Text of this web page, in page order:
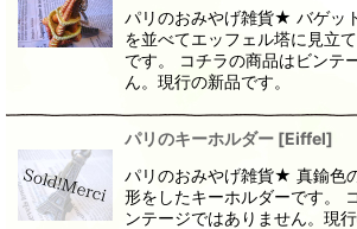
パリのおみやげ雑貨★ バゲッ
を並べてエッフェル塔に見立
です。 コチラの商品はビンテ
ん。現行の新品です。
パリのキーホルダー [Eiffel]
パリのおみやげ雑貨★ 真鍮色
形をしたキーホルダーです。
ンテージではありません。現行